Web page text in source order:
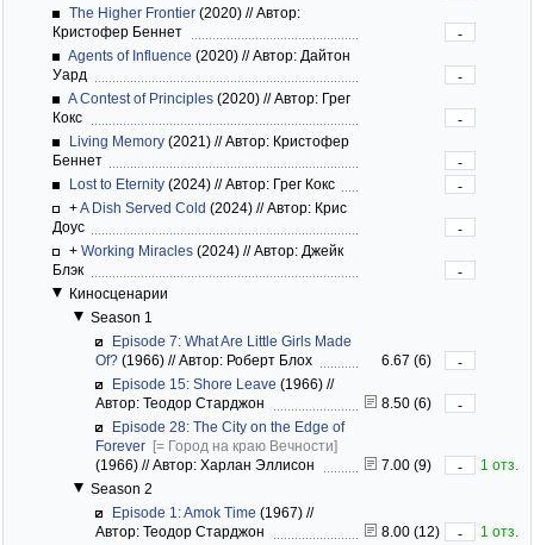
The Higher Frontier (2020) //Автор:
Кристофер Беннет
-
Agents of Influence (2020) //Автор: Дайтон
Уард
-
A Contest of Principles (2020) //Автор: Грег
Кокс
-
Living Memory (2021) //Автор: Кристофер
Беннет
-
Lost to Eternity (2024) //Автор: Грег Кокс
-
+A Dish Served Cold (2024) //Автор: Крис
Доус
-
+ Working Miracles (2024) //Автор: Джейк
Блэк
-
Киносценарии
Season 1
Episode 7: What Are Little Girls Made
Of? (1966) //Автор: Роберт Блох 6.67 (6)
-
Episode 15: Shore Leave (1966) //
Автор: Теодор Старджон
8.50 (6)
-
Episode 28: The City on the Edge of
Forever [= Город на краю Вечности]
(1966) //Автор: Харлан Эллисон 7.00 (9) -
1 отз.
Season 2
Episode 1: Amok Time (1967) //
Автор: Теодор Старджон
8.00 (12) -
1 отз.